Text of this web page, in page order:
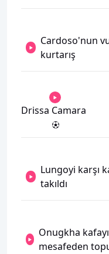
Cardoso'nun
kurtarış
Drissa Camara
Lungoyi karşı
takıldı
Onugkha
mesafeden